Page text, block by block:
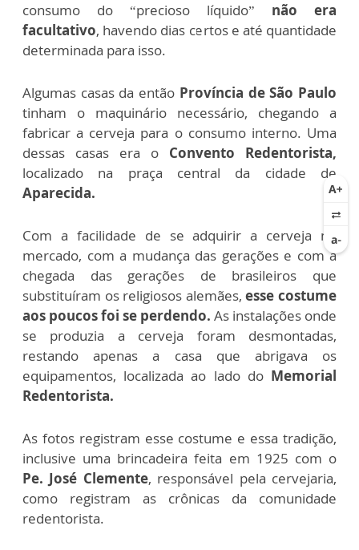
consumo do “precioso líquido” não era
facultativo, havendo dias certos e até quantidade
determinada para isso.
Algumas casas da então Província de São Paulo
tinham o maquinário necessário, chegando a
fabricar a cerveja para o consumo interno. Uma
dessas casas era o Convento Redentorista,
localizado na praça central da cidade de
Aparecida.
Com a facilidade de se adquirir a cerveja no
mercado, com a mudança das gerações e com a
chegada das gerações de brasileiros que
substituíram os religiosos alemães,esse costume
aos poucos foi se perdendo. As instalações onde
se produzia a cerveja foram desmontadas,
restando apenas a casa que abrigava os
equipamentos, localizada ao lado do Memorial
Redentorista.
As fotos registram esse costume e essa tradição,
inclusive uma brincadeira feita em 1925 com o
Pe. José Clemente, responsável pela cervejaria,
como registram as crônicas da comunidade
redentorista.